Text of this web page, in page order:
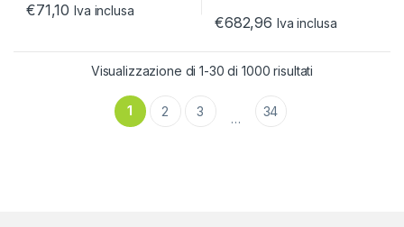
€71,10 Iva inclusa
€682,96 Iva inclusa
Visualizzazione di 1-30 di 1000 risultati
1 2 3 … 34